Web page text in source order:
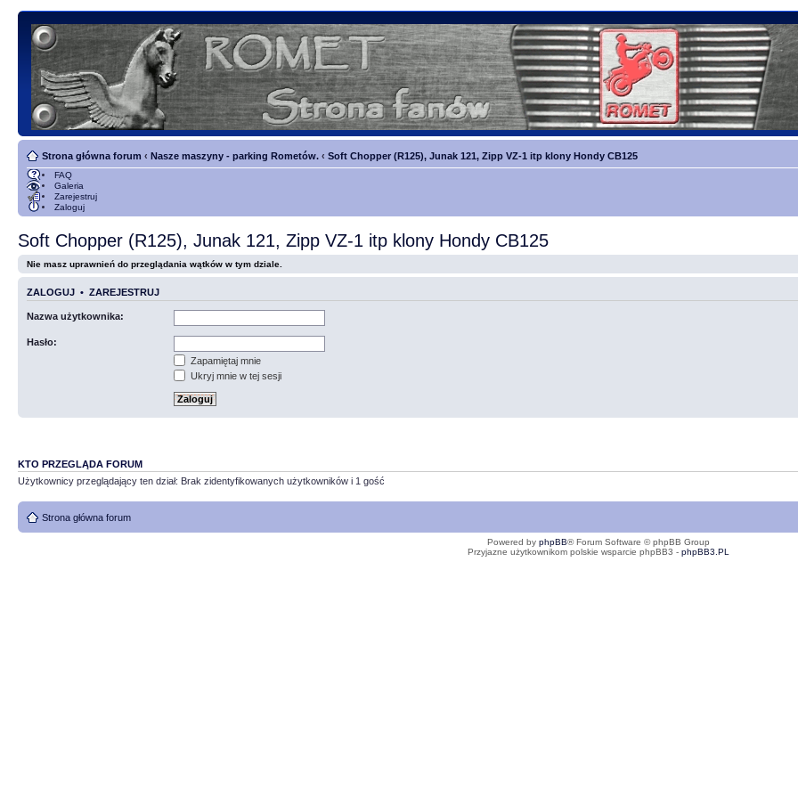
Strona główna forum ‹ Nasze maszyny - parking Rometów. ‹ Soft Chopper (R125), Junak 121, Zipp VZ-1 itp klony Hondy CB125
FAQ
Galeria
Zarejestruj
Zaloguj
Soft Chopper (R125), Junak 121, Zipp VZ-1 itp klony Hondy CB125
Nie masz uprawnień do przeglądania wątków w tym dziale.
ZALOGUJ • ZAREJESTRUJ
Nazwa użytkownika:
Hasło:
Zapamiętaj mnie
Ukryj mnie w tej sesji
KTO PRZEGLĄDA FORUM
Użytkownicy przeglądający ten dział: Brak zidentyfikowanych użytkowników i 1 gość
Strona główna forum
Powered by phpBB® Forum Software © phpBB Group
Przyjazne użytkownikom polskie wsparcie phpBB3 - phpBB3.PL